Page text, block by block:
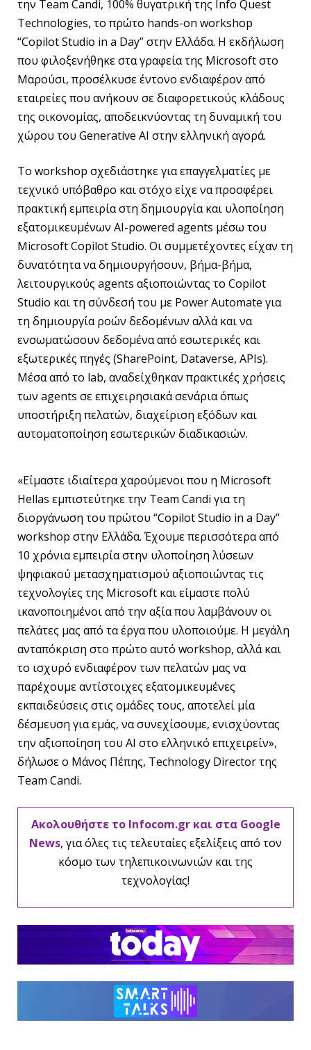
την Team Candi, 100% θυγατρική της Info Quest
Technologies, το πρώτο hands-on workshop
“Copilot Studio in a Day” στην Ελλάδα. Η εκδήλωση
που φιλοξενήθηκε στα γραφεία της Microsoft στο
Μαρούσι, προσέλκυσε έντονο ενδιαφέρον από
εταιρείες που ανήκουν σε διαφορετικούς κλάδους
της οικονομίας, αποδεικνύοντας τη δυναμική του
χώρου του Generative AI στην ελληνική αγορά.
Το workshop σχεδιάστηκε για επαγγελματίες με
τεχνικό υπόβαθρο και στόχο είχε να προσφέρει
πρακτική εμπειρία στη δημιουργία και υλοποίηση
εξατομικευμένων AI-powered agents μέσω του
Microsoft Copilot Studio. Οι συμμετέχοντες είχαν τη
δυνατότητα να δημιουργήσουν, βήμα-βήμα,
λειτουργικούς agents αξιοποιώντας το Copilot
Studio και τη σύνδεσή του με Power Automate για
τη δημιουργία ροών δεδομένων αλλά και να
ενσωματώσουν δεδομένα από εσωτερικές και
εξωτερικές πηγές (SharePoint, Dataverse, APIs).
Μέσα από το lab, αναδείχθηκαν πρακτικές χρήσεις
των agents σε επιχειρησιακά σενάρια όπως
υποστήριξη πελατών, διαχείριση εξόδων και
αυτοματοποίηση εσωτερικών διαδικασιών.
«Είμαστε ιδιαίτερα χαρούμενοι που η Microsoft
Hellas εμπιστεύτηκε την Team Candi για τη
διοργάνωση του πρώτου “Copilot Studio in a Day”
workshop στην Ελλάδα. Έχουμε περισσότερα από
10 χρόνια εμπειρία στην υλοποίηση λύσεων
ψηφιακού μετασχηματισμού αξιοποιώντας τις
τεχνολογίες της Microsoft και είμαστε πολύ
ικανοποιημένοι από την αξία που λαμβάνουν οι
πελάτες μας από τα έργα που υλοποιούμε. H μεγάλη
ανταπόκριση στο πρώτο αυτό workshop, αλλά και
το ισχυρό ενδιαφέρον των πελατών μας να
παρέχουμε αντίστοιχες εξατομικευμένες
εκπαιδεύσεις στις ομάδες τους, αποτελεί μία
δέσμευση για εμάς, να συνεχίσουμε, ενισχύοντας
την αξιοποίηση του AI στο ελληνικό επιχειρείν»,
δήλωσε ο Μάνος Πέπης, Technology Director της
Team Candi.
Ακολουθήστε το Infocom.gr και στα Google
News, για όλες τις τελευταίες εξελίξεις από τον
κόσμο των τηλεπικοινωνιών και της
τεχνολογίας!